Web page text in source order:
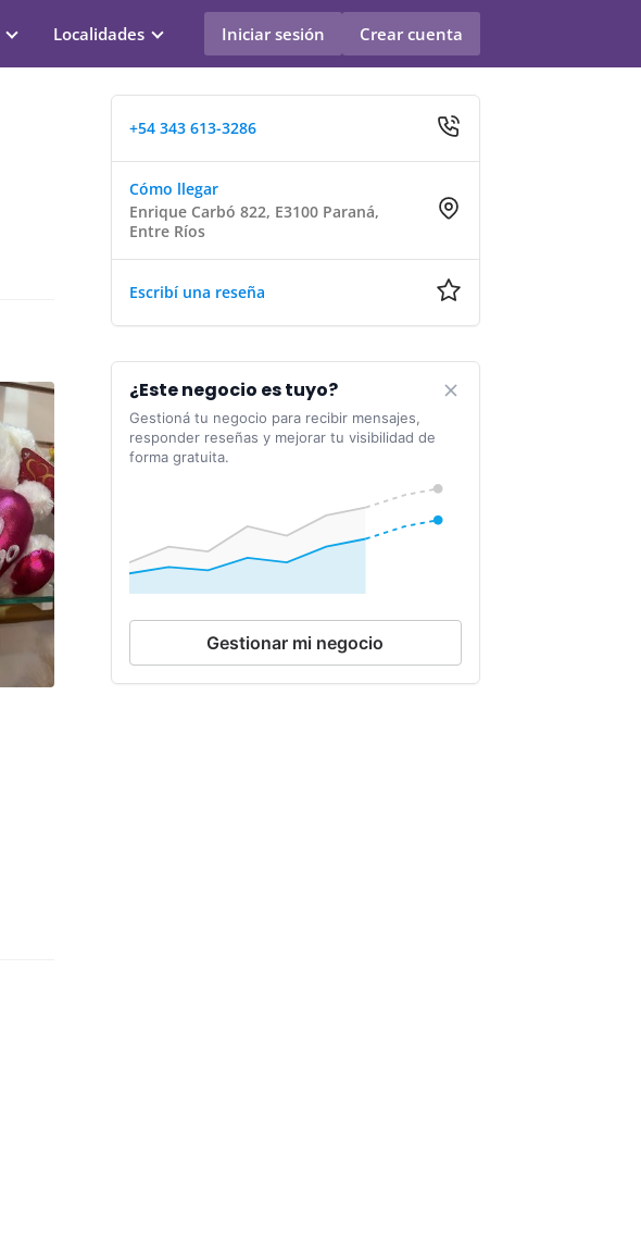
Localidades Iniciar sesión Crear cuenta
+54 343 613-3286
Cómo llegar
Enrique Carbó 822, E3100 Paraná,
Entre Ríos
Escribí una reseña
¿Este negocio es tuyo?
Gestioná tu negocio para recibir mensajes,
responder reseñas y mejorar tu visibilidad de
forma gratuita.
Gestionar mi negocio